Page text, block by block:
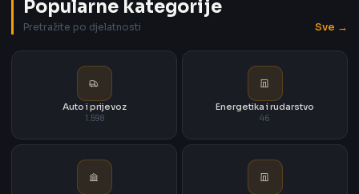
Popularne kategorije
Pretražite po djelatnosti Sve →
Auto i prijevoz
1.598
Energetika i rudarstvo
46